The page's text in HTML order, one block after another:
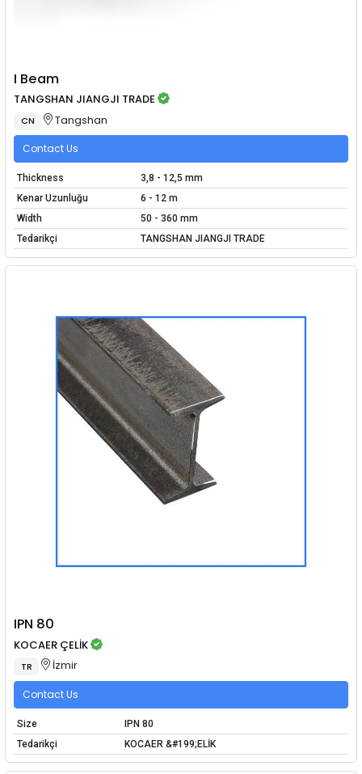
I Beam
TANGSHAN JIANGJI TRADE
CN Tangshan
Contact Us
Thickness
3,8 - 12,5 mm
Kenar Uzunluğu
6 - 12 m
Width
50 - 360 mm
Tedarikçi
TANGSHAN JIANGJI TRADE
IPN 80
KOCAER ÇELİK
TR İzmir
Contact Us
Size
IPN 80
Tedarikçi
KOCAER &#199;ELİK